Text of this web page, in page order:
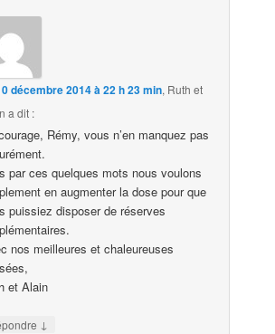
décembre 2014 à 22 h 23 min, Ruth et
a dit :
Rémy, vous n’en manquez pas
par ces quelques mots nous voulons
en augmenter la dose pour que
puissiez disposer de réserves
nos meilleures et chaleureuses
et Alain
↓